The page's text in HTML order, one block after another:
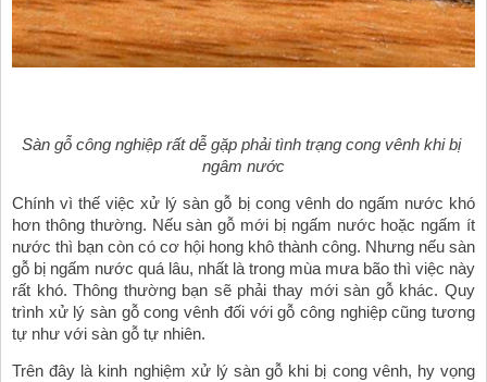
Sàn gỗ công nghiệp rất dễ gặp phải tình trạng cong vênh khi bị
ngâm nước
Chính vì thế việc xử lý sàn gỗ bị cong vênh do ngấm nước khó
hơn thông thường. Nếu sàn gỗ mới bị ngấm nước hoặc ngấm ít
nước thì bạn còn có cơ hội hong khô thành công. Nhưng nếu sàn
gỗ bị ngấm nước quá lâu, nhất là trong mùa mưa bão thì việc này
rất khó. Thông thường bạn sẽ phải thay mới sàn gỗ khác. Quy
trình xử lý sàn gỗ cong vênh đối với gỗ công nghiệp cũng tương
tự như với sàn gỗ tự nhiên.
Trên đây là kinh nghiệm xử lý sàn gỗ khi bị cong vênh, hy vọng